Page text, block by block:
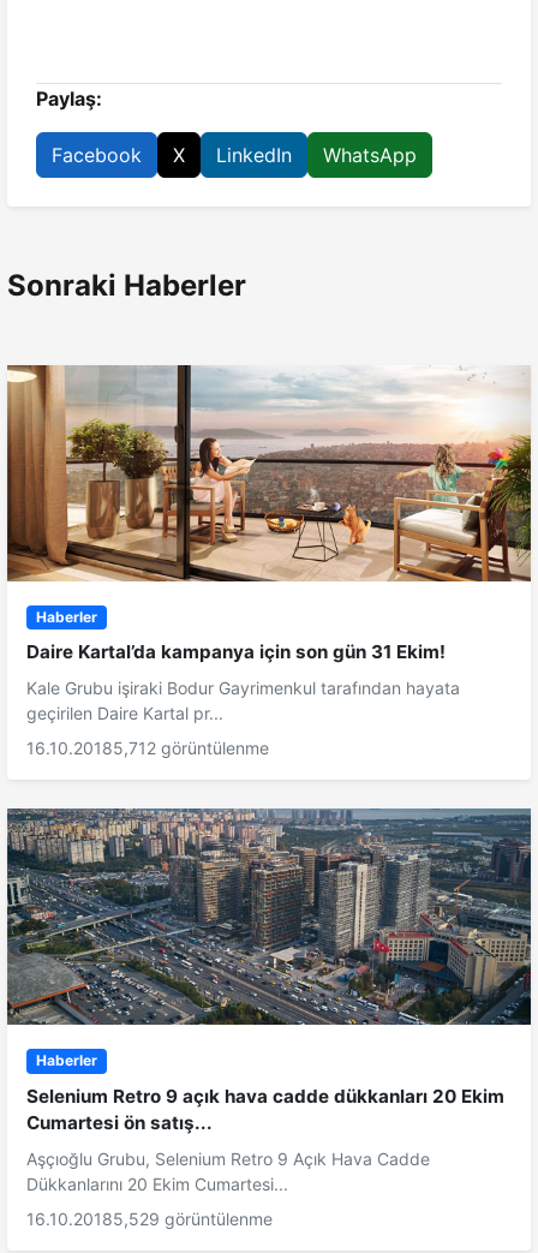
Paylaş:
Facebook X LinkedIn WhatsApp
Sonraki Haberler
Haberler
Daire Kartal’da kampanya için son gün 31 Ekim!
Kale Grubu işiraki Bodur Gayrimenkul tarafından hayata
geçirilen Daire Kartal pr...
16.10.20185,712 görüntülenme
Haberler
Selenium Retro 9 açık hava cadde dükkanları 20 Ekim
Cumartesi ön satış...
Aşçıoğlu Grubu, Selenium Retro 9 Açık Hava Cadde
Dükkanlarını 20 Ekim Cumartesi...
16.10.20185,529 görüntülenme